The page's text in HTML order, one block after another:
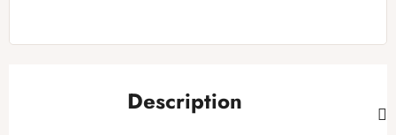
Description